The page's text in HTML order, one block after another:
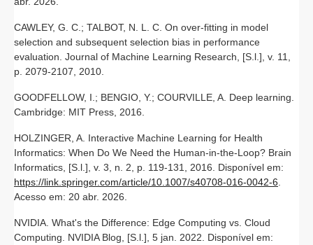
CAWLEY, G. C.; TALBOT, N. L. C. On over-fitting in model
selection and subsequent selection bias in performance
evaluation. Journal of Machine Learning Research, [S.l.], v. 11,
p. 2079-2107, 2010.
GOODFELLOW, I.; BENGIO, Y.; COURVILLE, A. Deep learning.
Cambridge: MIT Press, 2016.
HOLZINGER, A. Interactive Machine Learning for Health
Informatics: When Do We Need the Human-in-the-Loop? Brain
Informatics, [S.l.], v. 3, n. 2, p. 119-131, 2016. Disponível em:
https://link.springer.com/article/10.1007/s40708-016-0042-6
Acesso em: 20 abr. 2026.
NVIDIA. What's the Difference: Edge Computing vs. Cloud
Computing. NVIDIA Blog, [S.l.], 5 jan. 2022. Disponível em: